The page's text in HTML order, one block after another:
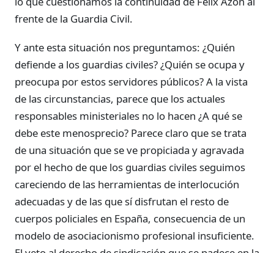
frente de la Guardia Civil.
Y ante esta situación nos preguntamos: ¿Quién
defiende a los guardias civiles? ¿Quién se ocupa y
preocupa por estos servidores públicos? A la vista
de las circunstancias, parece que los actuales
responsables ministeriales no lo hacen ¿A qué se
debe este menosprecio? Parece claro que se trata
de una situación que se ve propiciada y agravada
por el hecho de que los guardias civiles seguimos
careciendo de las herramientas de interlocución
adecuadas y de las que sí disfrutan el resto de
cuerpos policiales en España, consecuencia de un
modelo de asociacionismo profesional insuficiente.